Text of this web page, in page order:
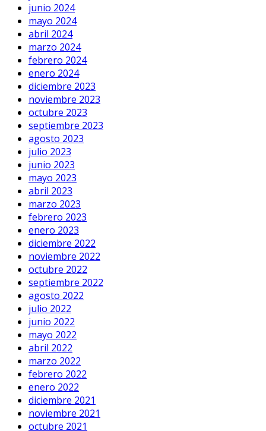
junio 2024
mayo 2024
abril 2024
marzo 2024
febrero 2024
enero 2024
diciembre 2023
noviembre 2023
octubre 2023
septiembre 2023
agosto 2023
julio 2023
junio 2023
mayo 2023
abril 2023
marzo 2023
febrero 2023
enero 2023
diciembre 2022
noviembre 2022
octubre 2022
septiembre 2022
agosto 2022
julio 2022
junio 2022
mayo 2022
abril 2022
marzo 2022
febrero 2022
enero 2022
diciembre 2021
noviembre 2021
octubre 2021